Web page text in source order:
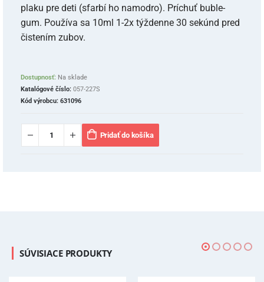
plaku pre deti (sfarbí ho namodro). Príchuť buble-
gum. Používa sa 10ml 1-2x týždenne 30 sekúnd pred
čistením zubov.
Dostupnosť: Na sklade
Katalógové číslo: 057-227S
Kód výrobcu: 631096
Pridať do košíka
SÚVISIACE PRODUKTY